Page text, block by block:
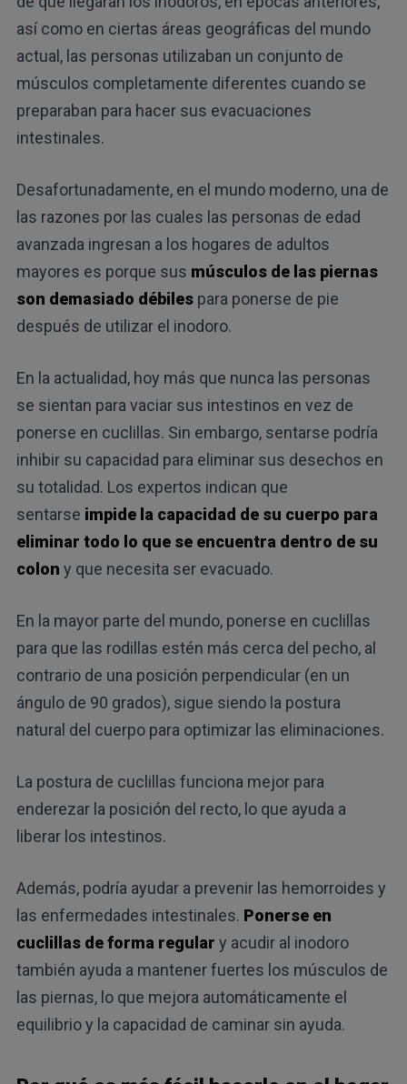
así como en ciertas áreas geográficas del mundo
actual, las personas utilizaban un conjunto de
músculos completamente diferentes cuando se
preparaban para hacer sus evacuaciones
intestinales.
Desafortunadamente, en el mundo moderno, una de
las razones por las cuales las personas de edad
avanzada ingresan a los hogares de adultos
mayores es porque sus músculos de las piernas
son demasiado débilespara ponerse de pie
después de utilizar el inodoro.
En la actualidad, hoy más que nunca las personas
se sientan para vaciar sus intestinos en vez de
ponerse en cuclillas. Sin embargo, sentarse podría
inhibir su capacidad para eliminar sus desechos en
su totalidad. Los expertos indican que
sentarse impide la capacidad de su cuerpo para
eliminar todo lo que se encuentra dentro de su
colon y que necesita ser evacuado.
En la mayor parte del mundo, ponerse en cuclillas
para que las rodillas estén más cerca del pecho, al
contrario de una posición perpendicular (en un
ángulo de 90 grados), sigue siendo la postura
natural del cuerpo para optimizar las eliminaciones.
La postura de cuclillas funciona mejor para
enderezar la posición del recto, lo que ayuda a
liberar los intestinos.
Además, podría ayudar a prevenir las hemorroides y
las enfermedades intestinales. Ponerse en
cuclillas de forma regular y acudir al inodoro
también ayuda a mantener fuertes los músculos de
las piernas, lo que mejora automáticamente el
equilibrio y la capacidad de caminar sin ayuda.